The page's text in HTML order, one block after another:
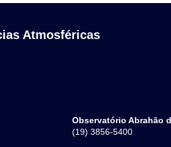
Atmosféricas
Observatório Abrahão
(19) 3856-5400